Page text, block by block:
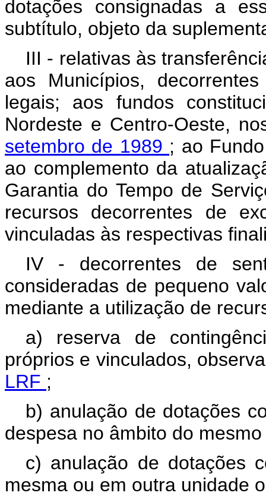
dotações consignadas a
subtítulo, objeto da
III - relativas às
aos Municípios,
legais; aos fundos
Nordeste e Centro-Oeste,
setembro de 1989 ; ao
ao complemento da
Garantia do Tempo de
recursos decorrentes de
vinculadas às respectivas
IV - decorrentes de
consideradas de pequeno
mediante a utilização de
a) reserva de
próprios e vinculados,
LRF ;
b) anulação de dotações
despesa no âmbito do
c) anulação de dotações
mesma ou em outra unidade